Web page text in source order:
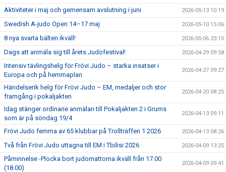
Aktiviteter i maj och gemensam avslutning i juni 2026-05-13 10:19
Swedish A-judo Open 14–17 maj 2026-05-10 15:06
8 nya svarta bälten ikväll! 2026-05-06 23:15
Dags att anmäla sig till årets Judofestival! 2026-04-29 09:58
Intensiv tävlingshelg för Frövi Judo – starka insatser i
Europa och på hemmaplan
2026-04-27 09:27
Händelserik helg för Frövi Judo – EM, medaljer och stor
framgång i pokaljakten
2026-04-20 08:25
Idag stänger ordinarie anmälan till Pokaljakten 2 i Grums
som är på söndag 19/4
2026-04-13 09:11
Frövi Judo femma av 65 klubbar på Trollträffen 1 2026 2026-04-13 08:26
Två från Frövi Judo uttagna till EM i Tbilisi 2026 2026-04-09 13:25
Påminnelse -Plocka bort judomattorna ikväll från 17.00
(18.00)
2026-04-09 09:41